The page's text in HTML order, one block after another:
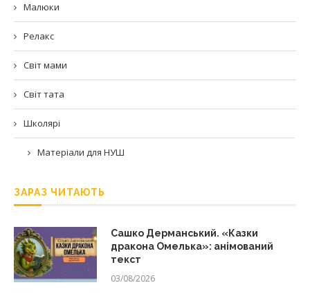
Малюки
Релакс
Світ мами
Світ тата
Школярі
Матеріали для НУШ
ЗАРАЗ ЧИТАЮТЬ
Сашко Дерманський. «Казки
дракона Омелька»: анімований
текст
03/08/2026